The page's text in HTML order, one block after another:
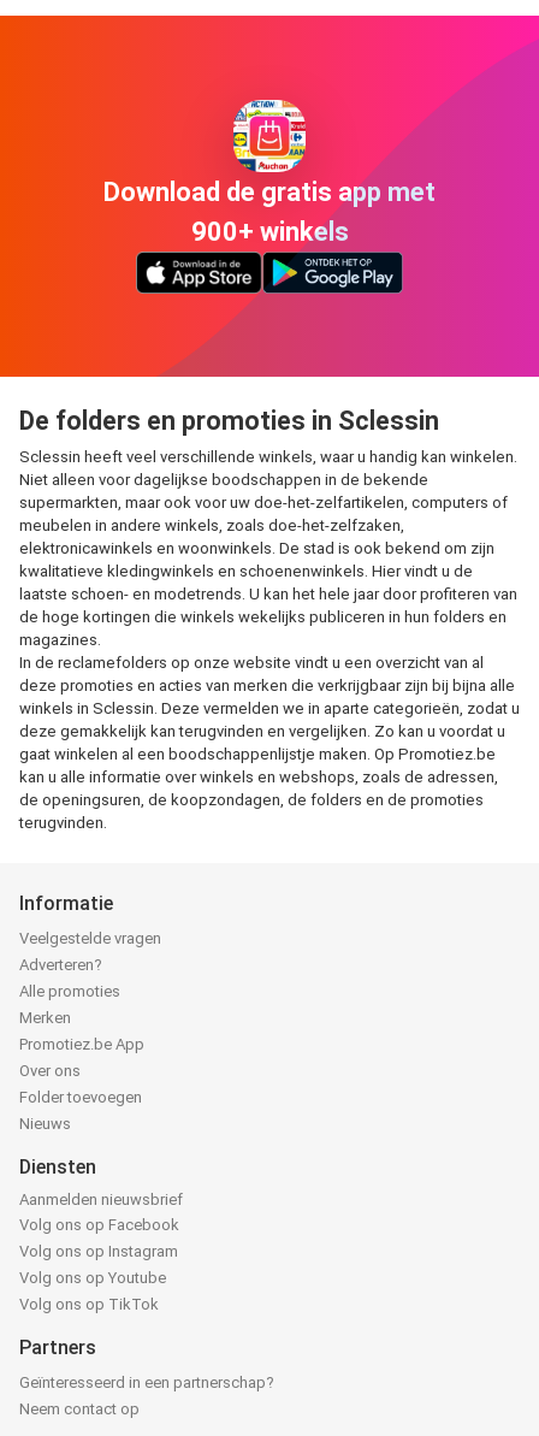
Download de gratis app met
900+ winkels
De folders en promoties in Sclessin
Sclessin heeft veel verschillende winkels, waar u handig kan winkelen.
Niet alleen voor dagelijkse boodschappen in de bekende
supermarkten, maar ook voor uw doe-het-zelfartikelen, computers of
meubelen in andere winkels, zoals doe-het-zelfzaken,
elektronicawinkels en woonwinkels. De stad is ook bekend om zijn
kwalitatieve kledingwinkels en schoenenwinkels. Hier vindt u de
laatste schoen- en modetrends. U kan het hele jaar door profiteren van
de hoge kortingen die winkels wekelijks publiceren in hun folders en
magazines.
In de reclamefolders op onze website vindt u een overzicht van al
deze promoties en acties van merken die verkrijgbaar zijn bij bijna alle
winkels in Sclessin. Deze vermelden we in aparte categorieën, zodat u
deze gemakkelijk kan terugvinden en vergelijken. Zo kan u voordat u
gaat winkelen al een boodschappenlijstje maken. Op Promotiez.be
kan u alle informatie over winkels en webshops, zoals de adressen,
de openingsuren, de koopzondagen, de folders en de promoties
terugvinden.
Informatie
Veelgestelde vragen
Adverteren?
Alle promoties
Merken
Promotiez.be App
Over ons
Folder toevoegen
Nieuws
Diensten
Aanmelden nieuwsbrief
Volg ons op Facebook
Volg ons op Instagram
Volg ons op Youtube
Volg ons op TikTok
Partners
Geïnteresseerd in een partnerschap?
Neem contact op